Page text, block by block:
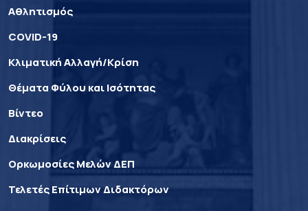
Αθλητισμός
COVID-19
Κλιματική Αλλαγή/Κρίση
Θέματα Φύλου και Ισότητας
Βίντεο
Διακρίσεις
Ορκωμοσίες Μελών ΔΕΠ
Τελετές Επίτιμων Διδακτόρων